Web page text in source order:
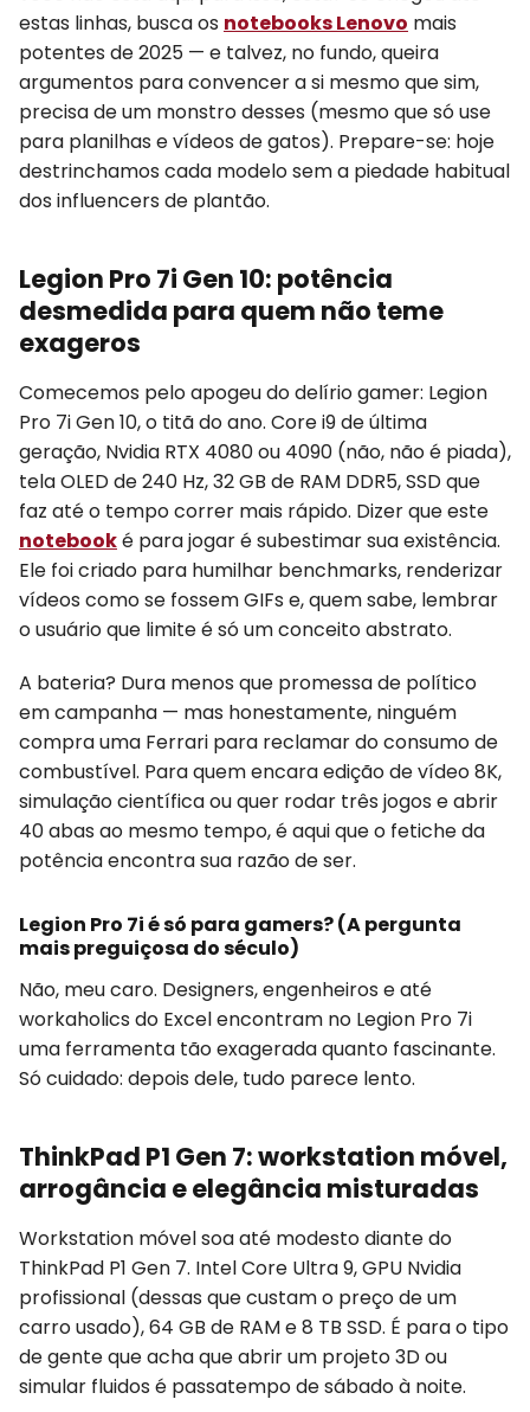
estas linhas, busca os notebooks Lenovo mais
potentes de 2025 — e talvez, no fundo, queira
argumentos para convencer a si mesmo que sim,
precisa de um monstro desses (mesmo que só use
para planilhas e vídeos de gatos). Prepare-se: hoje
destrinchamos cada modelo sem a piedade habitual
dos influencers de plantão.
Legion Pro 7i Gen 10: potência
desmedida para quem não teme
exageros
Comecemos pelo apogeu do delírio gamer: Legion
Pro 7i Gen 10, o titã do ano. Core i9 de última
geração, Nvidia RTX 4080 ou 4090 (não, não é piada),
tela OLED de 240 Hz, 32 GB de RAM DDR5, SSD que
faz até o tempo correr mais rápido. Dizer que este
notebooké para jogar é subestimar sua existência.
Ele foi criado para humilhar benchmarks, renderizar
vídeos como se fossem GIFs e, quem sabe, lembrar
o usuário que limite é só um conceito abstrato.
A bateria? Dura menos que promessa de político
em campanha — mas honestamente, ninguém
compra uma Ferrari para reclamar do consumo de
combustível. Para quem encara edição de vídeo 8K,
simulação científica ou quer rodar três jogos e abrir
40 abas ao mesmo tempo, é aqui que o fetiche da
potência encontra sua razão de ser.
Legion Pro 7i é só para gamers? (A pergunta
mais preguiçosa do século)
Não, meu caro. Designers, engenheiros e até
workaholics do Excel encontram no Legion Pro 7i
uma ferramenta tão exagerada quanto fascinante.
Só cuidado: depois dele, tudo parece lento.
ThinkPad P1 Gen 7: workstation móvel,
arrogância e elegância misturadas
Workstation móvel soa até modesto diante do
ThinkPad P1 Gen 7. Intel Core Ultra 9, GPU Nvidia
profissional (dessas que custam o preço de um
carro usado), 64 GB de RAM e 8 TB SSD. É para o tipo
de gente que acha que abrir um projeto 3D ou
simular fluidos é passatempo de sábado à noite.